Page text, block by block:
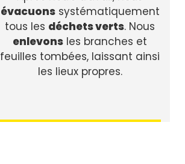
évacuonssystématiquement
tous les déchets verts. Nous
enlevons les branches et
feuilles tombées, laissant ainsi
les lieux propres.